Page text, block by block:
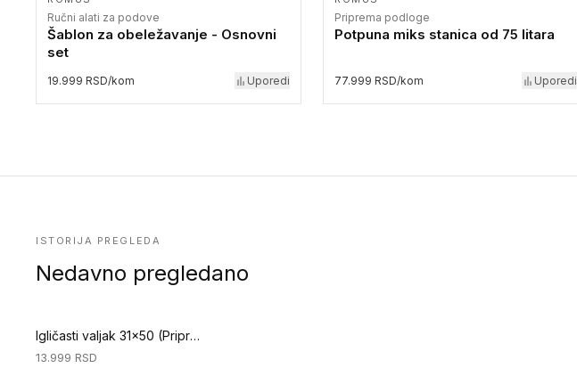
Ručni alati za podove
Šablon za obeležavanje - Osnovni
set
19.999 RSD/kom Uporedi
Priprema podloge
Potpuna miks stanica od 75 litara
77.999 RSD/kom Uporedi
ISTORIJA PREGLEDA
Nedavno pregledano
Igličasti valjak 31x50 (Priprema podloge)
13.999 RSD